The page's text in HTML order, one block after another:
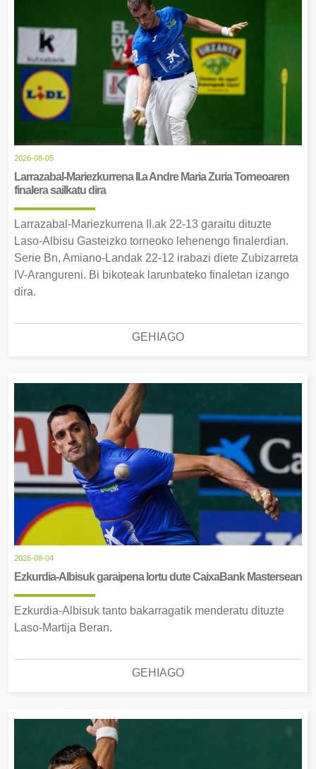
2026-08-05
Larrazabal-Mariezkurrena II.a Andre Maria Zuria Torneoaren
finalera sailkatu dira
Larrazabal-Mariezkurrena II.ak 22-13 garaitu dituzte
Laso-Albisu Gasteizko torneoko lehenengo finalerdian.
Serie Bn, Amiano-Landak 22-12 irabazi diete Zubizarreta
IV-Arangureni. Bi bikoteak larunbateko finaletan izango
dira.
GEHIAGO
2026-08-04
Ezkurdia-Albisuk garaipena lortu dute CaixaBank Mastersean
Ezkurdia-Albisuk tanto bakarragatik menderatu dituzte
Laso-Martija Beran.
GEHIAGO